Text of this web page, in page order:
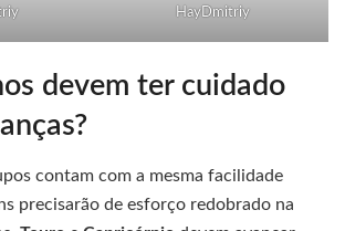
HayDmitriy
devem ter cuidado
contam com a mesma facilidade
precisarão de esforço redobrado na